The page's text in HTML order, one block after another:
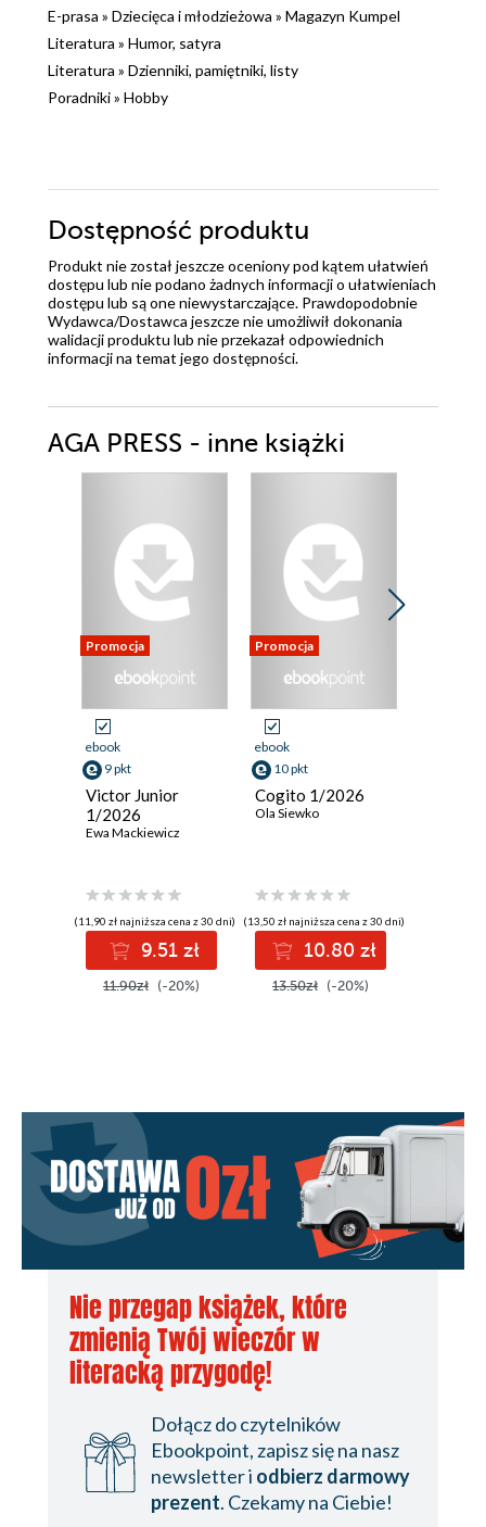
E-prasa » Dziecięca i młodzieżowa » Magazyn Kumpel
Literatura » Humor, satyra
Literatura » Dzienniki, pamiętniki, listy
Poradniki» Hobby
Dostępność produktu
Produkt nie został jeszcze oceniony pod kątem ułatwień
dostępu lub nie podano żadnych informacji o ułatwieniach
dostępu lub są one niewystarczające. Prawdopodobnie
Wydawca/Dostawca jeszcze nie umożliwił dokonania
walidacji produktu lub nie przekazał odpowiednich
informacji na temat jego dostępności.
AGA PRESS - inne książki
Promocja
ebook
9 pkt
Victor Junior
1/2026
Ewa Mackiewicz
(11,90 zł najniższa cena z 30 dni)
9.51 zł
11.90zł (-20%)
Promocja
ebook
10 pkt
Cogito 1/2026
Ola Siewko
(13,50 zł najniższa cena z 30 dni)
10.80 zł
13.50zł (-20%)
Nie przegap książek, które
zmienią Twój wieczór w
literacką przygodę!
Dołącz do czytelników
Ebookpoint, zapisz się na nasz
newsletter i odbierz darmowy
prezent. Czekamy na Ciebie!